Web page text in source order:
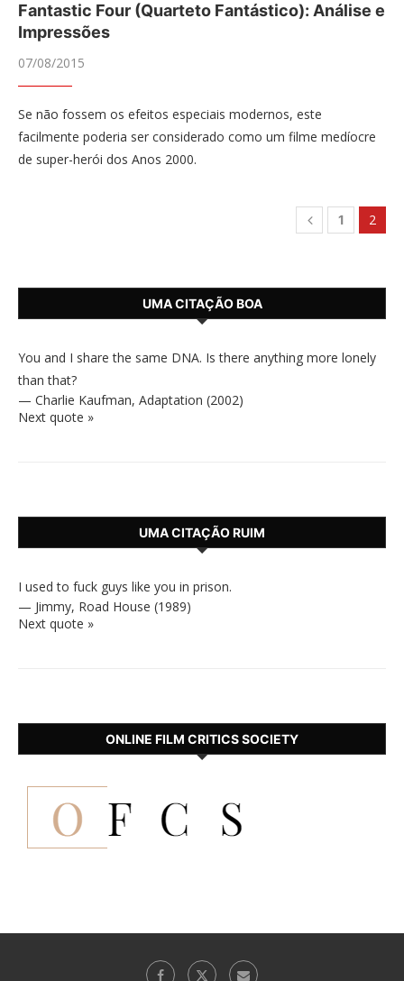
Fantastic Four (Quarteto Fantástico): Análise e
Impressões
07/08/2015
Se não fossem os efeitos especiais modernos, este
facilmente poderia ser considerado como um filme medíocre
de super-herói dos Anos 2000.
1 2
UMA CITAÇÃO BOA
You and I share the same DNA. Is there anything more lonely
than that?
— Charlie Kaufman, Adaptation (2002)
Next quote »
UMA CITAÇÃO RUIM
I used to fuck guys like you in prison.
— Jimmy, Road House (1989)
Next quote »
ONLINE FILM CRITICS SOCIETY